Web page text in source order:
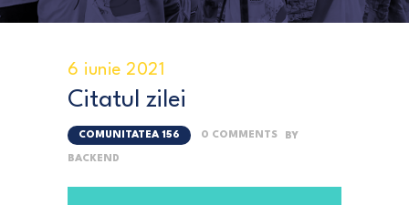
CONTACT
6 iunie 2021
Citatul zilei
COMUNITATEA 156 0 COMMENTS BY
BACKEND